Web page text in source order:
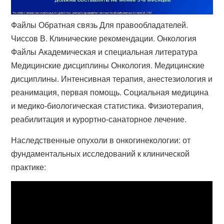
Файлы Обратная связь Для правообладателей.
Чиссов В. Клинические рекомендации. Онкология
Файлы Академическая и специальная литература
Медицинские дисциплины Онкология. Медицинские
дисциплины. Интенсивная терапия, анестезиология и
реанимация, первая помощь. Социальная медицина
и медико-биологическая статистика. Физиотерапия,
реабилитация и курортно-санаторное лечение.
Наследственные опухоли в онкогинекологии: от
фундаментальных исследований к клинической
практике: